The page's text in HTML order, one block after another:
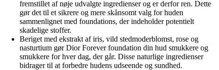
fremstillet af nøje udvalgte ingredienser og er derfor ren. Dette
gør det til et sikrere og mere skånsomt valg for huden
sammenlignet med foundations, der indeholder potentielt
skadelige stoffer.
Beriget med ekstrakt af iris, vild stedmoderblomst, rose og
nasturtium gør Dior Forever foundation din hud smukkere og
smukkere for hver dag, der går. Disse naturlige ingredienser
bidrager til at forbedre hudens udseende og sundhed.